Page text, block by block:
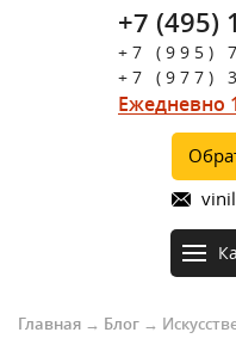
+7 (495)
+7 (995)
+7 (977)
Ежедневно
Главная → Блог →